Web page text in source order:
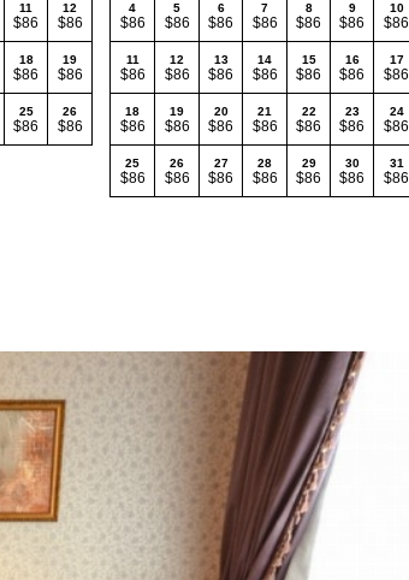
11
$86
12
$86
4
$86
5
$86
6
$86
7
$86
8
$86
9
$86
10
$86
18
$86
19
$86
11
$86
12
$86
13
$86
14
$86
15
$86
16
$86
17
$86
25
$86
26
$86
18
$86
19
$86
20
$86
21
$86
22
$86
23
$86
24
$86
25
$86
26
$86
27
$86
28
$86
29
$86
30
$86
31
$86